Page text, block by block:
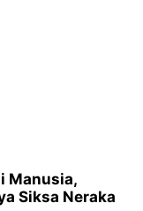
Manusia,
Siksa Neraka